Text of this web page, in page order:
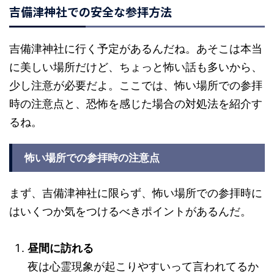
吉備津神社での安全な参拝方法
吉備津神社に行く予定があるんだね。あそこは本当
に美しい場所だけど、ちょっと怖い話も多いから、
少し注意が必要だよ。ここでは、怖い場所での参拝
時の注意点と、恐怖を感じた場合の対処法を紹介す
るね。
怖い場所での参拝時の注意点
まず、吉備津神社に限らず、怖い場所での参拝時に
はいくつか気をつけるべきポイントがあるんだ。
昼間に訪れる
夜は心霊現象が起こりやすいって言われてるか